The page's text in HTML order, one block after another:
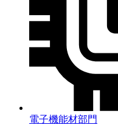
電子機能材部門